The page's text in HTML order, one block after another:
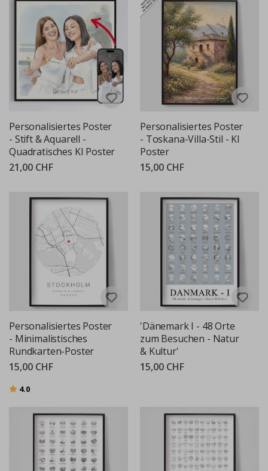
Personalisiertes Poster
- Stift & Aquarell -
Quadratisches KI Poster
21,00 CHF
Personalisiertes Poster
- Toskana-Villa-Stil - KI
Poster
15,00 CHF
Personalisiertes Poster
- Minimalistisches
Rundkarten-Poster
15,00 CHF
Bewertung:
4.0
'Dänemark I - 48 Orte
zum Besuchen - Natur
& Kultur'
15,00 CHF